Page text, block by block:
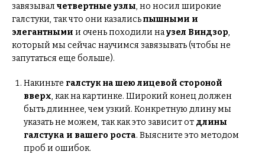
завязывал четвертные узлы, но носил широкие
галстуки, так что они казалисьпышными и
элегантными и очень походили наузел Виндзор,
который мы сейчас научимся завязывать (чтобы не
запутаться еще больше).
Накиньте галстук на шею лицевой стороной
вверх, как на картинке. Широкий конец должен
быть длиннее, чем узкий. Конкретную длину мы
указать не можем, так как это зависит от длины
галстука и вашего роста. Выясните это методом
проб и ошибок.